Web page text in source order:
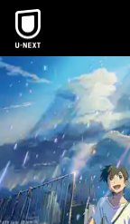
本文へスキップ